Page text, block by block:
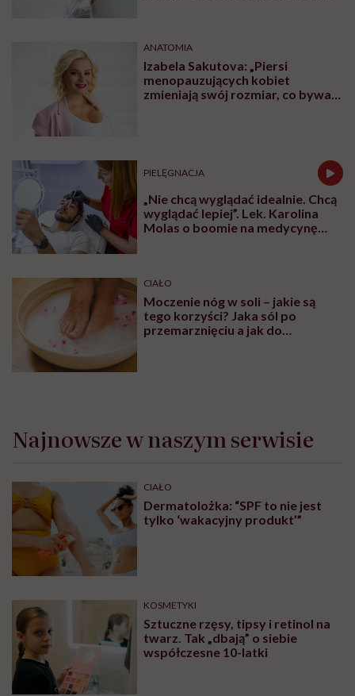
ANATOMIA
Izabela Sakutova: „Piersi
menopauzujących kobiet
zmieniają swój rozmiar, co bywa
PIELĘGNACJA
„Nie chcą wyglądać idealnie. Chcą
wyglądać lepiej”. Lek. Karolina
Molas o boomie na medycynę
CIAŁO
Moczenie nóg w soli – jakie są
tego korzyści? Jaka sól po
przemarznięciu a jak do
Najnowsze w naszym serwisie
CIAŁO
Dermatolożka: “SPF to nie jest
tylko ‘wakacyjny produkt’”
KOSMETYKI
Sztuczne rzęsy, tipsy i retinol na
twarz. Tak „dbają” o siebie
współczesne 10-latki